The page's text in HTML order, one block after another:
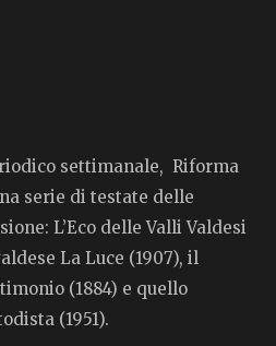
settimanale, Riforma
serie di testate delle
L’Eco delle Valli Valdesi
La Luce (1907), il
(1884) e quello
(1951).